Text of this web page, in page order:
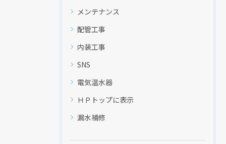
メンテナンス
配管工事
内装工事
SNS
電気温水器
ＨＰトップに表示
漏水補修